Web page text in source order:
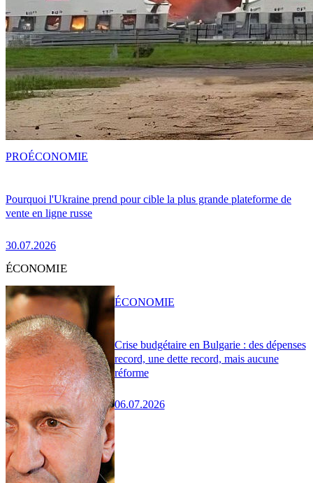
Pourquoi l'Ukraine prend pour cible la plus grande plateforme de
vente en ligne russe
30.07.2026
PROÉCONOMIE
ÉCONOMIE
Crise budgétaire en Bulgarie : des dépenses
record, une dette record, mais aucune
réforme
06.07.2026
ÉCONOMIE